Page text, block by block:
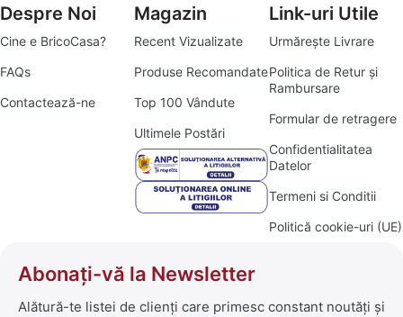
Despre Noi
Cine e BricoCasa?
FAQs
Contactează-ne
Magazin
Recent Vizualizate
Produse Recomandate
Top 100 Vândute
Ultimele Postări
Link-uri Utile
Urmărește Livrare
Politica de Retur și
Rambursare
Formular de retragere
Confidentialitatea
Datelor
Termeni si Conditii
Politică cookie-uri (UE)
Abonați-vă la Newsletter
Alătură-te listei de clienți care primesc constant noutăți și